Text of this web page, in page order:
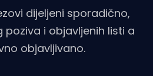
dijeljeni sporadično,
i objavljenih listi a
objavljivano.